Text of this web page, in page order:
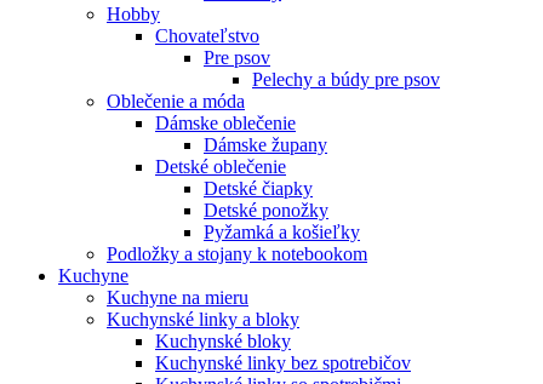
Hobby
Chovateľstvo
Pre psov
Pelechy a búdy pre psov
Oblečenie a móda
Dámske oblečenie
Dámske župany
Detské oblečenie
Detské čiapky
Detské ponožky
Pyžamká a košieľky
Podložky a stojany k notebookom
Kuchyne
Kuchyne na mieru
Kuchynské linky a bloky
Kuchynské bloky
Kuchynské linky bez spotrebičov